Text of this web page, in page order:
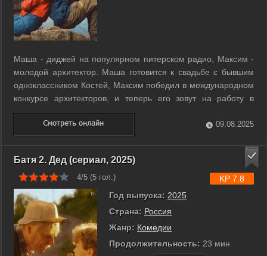
Маша - диджей на популярном питерском радио, Максим -
молодой архитектор. Маша готовится к свадьбе с бывшим
одноклассником Костей, Максим победил в международном
конкурсе архитекторов, и теперь его зовут на работу в
Германию. Но оба они не уверены, что им нужно именно
это. Максима удерживает в Питере любовь к девушке,
которая его оставила, а Маша ...
09.08.2025
Батя 2. Дед (сериал, 2025)
4/5 (5 гол.)
Год выпуска: 2025
Страна: Россия
Жанр: Комедии
Продолжительность: 23 мин
KP 7.8